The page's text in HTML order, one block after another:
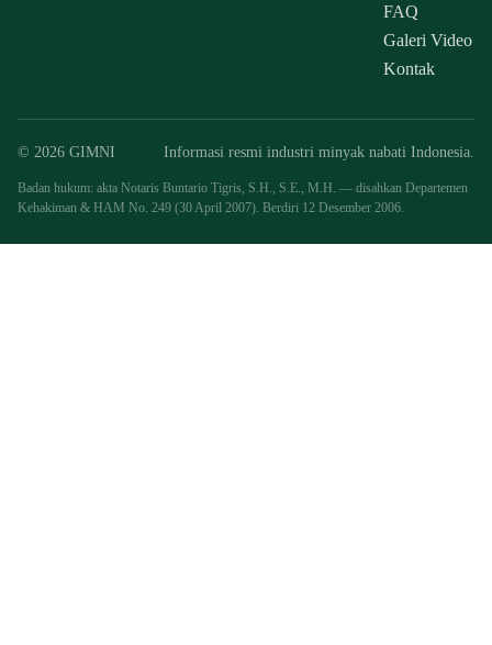
FAQ
Galeri Video
Kontak
© 2026 GIMNI Informasi resmi industri minyak nabati Indonesia.
Badan hukum: akta Notaris Buntario Tigris, S.H., S.E., M.H. — disahkan Departemen
Kehakiman & HAM No. 249 (30 April 2007). Berdiri 12 Desember 2006.